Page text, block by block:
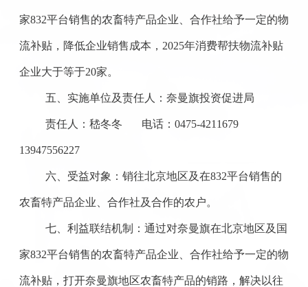
家832平台销售的农畜特产品企业、合作社给予一定的物
流补贴，降低企业销售成本，2025年消费帮扶物流补贴
企业大于等于20家。
五、实施单位及责任人：奈曼旗投资促进局
责任人：嵇冬冬 电话：0475-4211679
13947556227
六、受益对象：销往北京地区及在832平台销售的
农畜特产品企业、合作社及合作的农户。
七、利益联结机制：通过对奈曼旗在北京地区及国
家832平台销售的农畜特产品企业、合作社给予一定的物
流补贴，打开奈曼旗地区农畜特产品的销路，解决以往